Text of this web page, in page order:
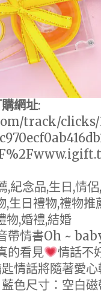
網址:
track/clicks/
,紀念品,生日,情
,生日禮物,禮物
物,婚禮,結婚
帶情書Oh ~
的看見
情話不
情話將隨著愛
色尺寸：空白